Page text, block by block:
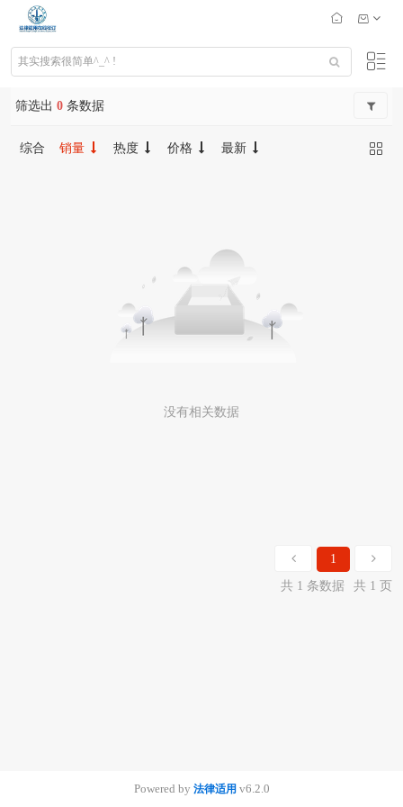
筛选出 0 条数据
综合 销量 热度 价格 最新
没有相关数据
1
共 1 条数据
共 1 页
Powered by 法律适用 v6.2.0